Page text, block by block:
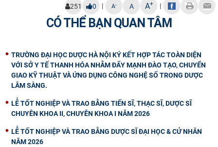
251 0 | A- A A+ |
CÓ THỂ BẠN QUAN TÂM
TRƯỜNG ĐẠI HỌC DƯỢC HÀ NỘI KÝ KẾT HỢP TÁC TOÀN DIỆN
VỚI SỞ Y TẾ THANH HÓA NHẰM ĐẨY MẠNH ĐÀO TẠO, CHUYỂN
GIAO KỸ THUẬT VÀ ỨNG DỤNG CÔNG NGHỆ SỐ TRONG DƯỢC
LÂM SÀNG.
LỄ TỐT NGHIỆP VÀ TRAO BẰNG TIẾN SĨ, THẠC SĨ, DƯỢC SĨ
CHUYÊN KHOA II, CHUYÊN KHOA I NĂM 2026
LỄ TỐT NGHIỆP VÀ TRAO BẰNG DƯỢC SĨ ĐẠI HỌC & CỬ NHÂN
NĂM 2026